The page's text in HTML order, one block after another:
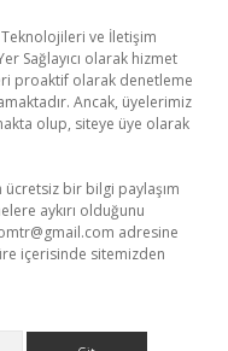
Teknolojileri ve İletişim
Sağlayıcı olarak hizmet
proaktif olarak denetleme
Ancak, üyelerimiz
olup, siteye üye olarak
ücretsiz bir bilgi paylaşım
aykırı olduğunu
adresine
içerisinde sitemizden